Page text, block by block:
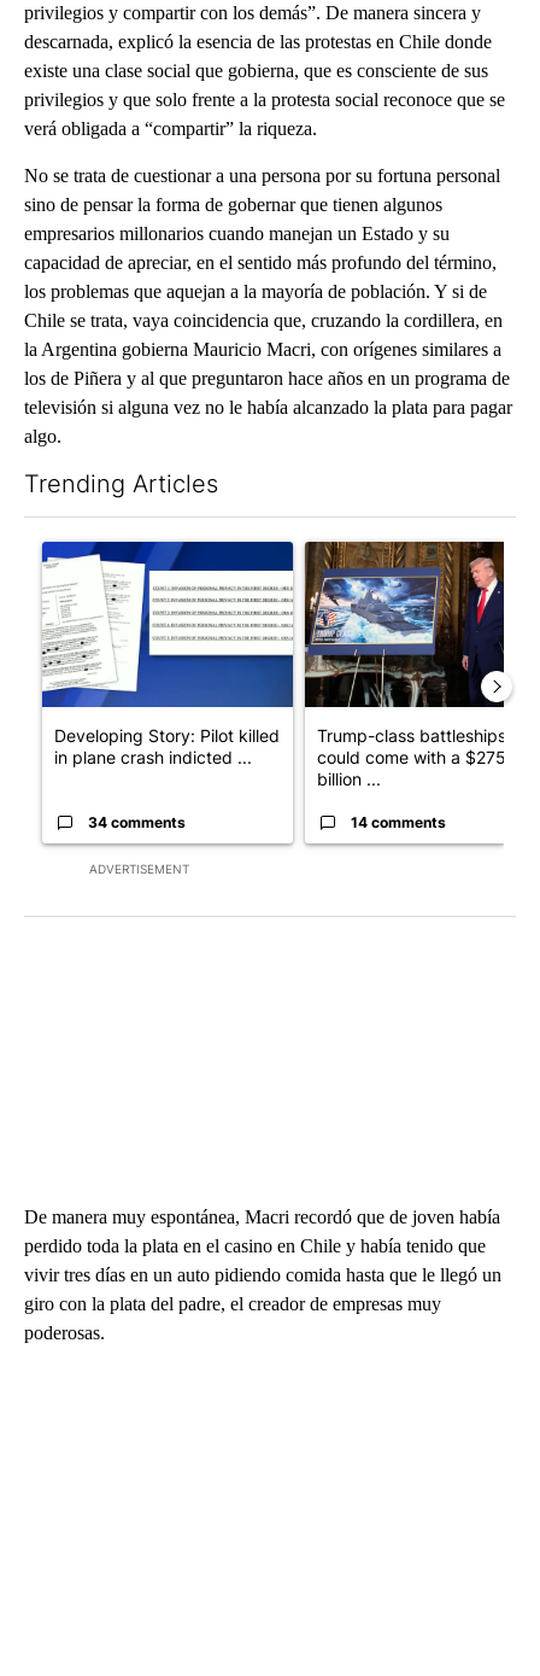
privilegios y compartir con los demás”. De manera sincera y
descarnada, explicó la esencia de las protestas en Chile donde
existe una clase social que gobierna, que es consciente de sus
privilegios y que solo frente a la protesta social reconoce que se
verá obligada a “compartir” la riqueza.
No se trata de cuestionar a una persona por su fortuna personal
sino de pensar la forma de gobernar que tienen algunos
empresarios millonarios cuando manejan un Estado y su
capacidad de apreciar, en el sentido más profundo del término,
los problemas que aquejan a la mayoría de población. Y si de
Chile se trata, vaya coincidencia que, cruzando la cordillera, en
la Argentina gobierna Mauricio Macri, con orígenes similares a
los de Piñera y al que preguntaron hace años en un programa de
televisión si alguna vez no le había alcanzado la plata para pagar
algo.
Trending Articles
ADVERTISEMENT
A trending article titled "Developing Story: Pilot killed in
Developing Story: Pilot killed
in plane crash indicted ...
34 comments
A trending article titled
Trump-class battleships
could come with a $275
billion ...
14 comments
De manera muy espontánea, Macri recordó que de joven había
perdido toda la plata en el casino en Chile y había tenido que
vivir tres días en un auto pidiendo comida hasta que le llegó un
giro con la plata del padre, el creador de empresas muy
poderosas.